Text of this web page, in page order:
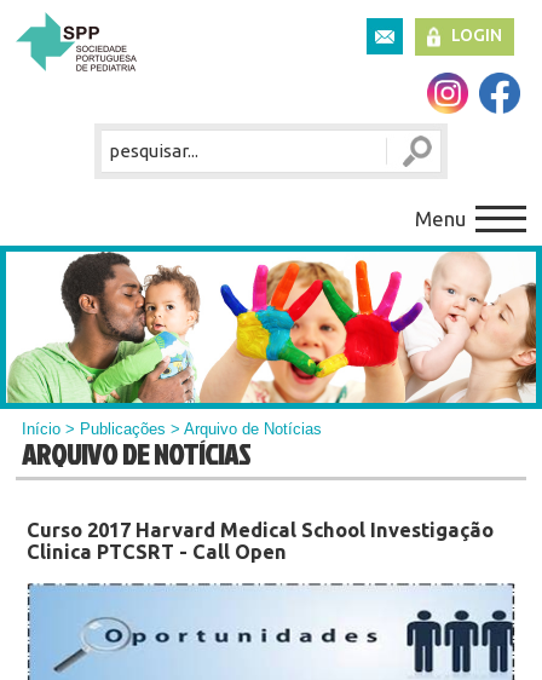
LOGIN
Menu
Início > Publicações > Arquivo de Notícias
ARQUIVO DE NOTÍCIAS
Curso 2017 Harvard Medical School Investigação
Clinica PTCSRT - Call Open